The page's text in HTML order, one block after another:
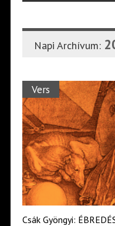
Napi Archívum:
Vers
Csák Gyöngyi: